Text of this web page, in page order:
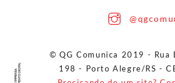
© QG Comunica 2019 - Rua
198 - Porto Alegre/RS -